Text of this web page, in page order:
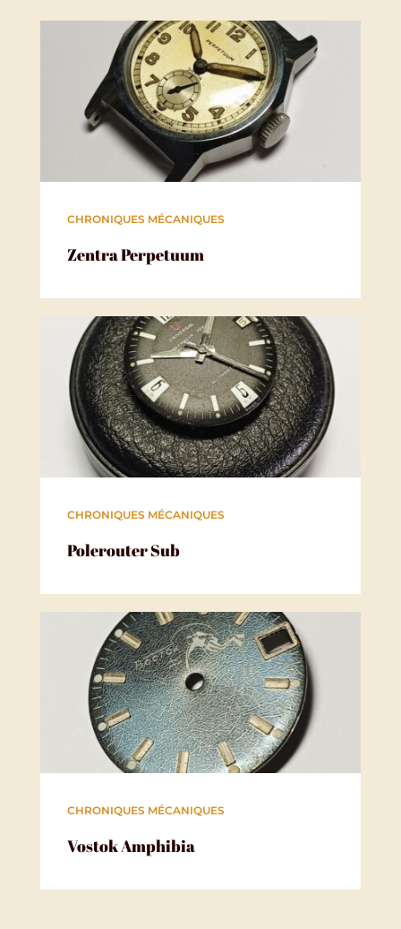
Zentra Perpetuum
CHRONIQUES MÉCANIQUES
Polerouter Sub
CHRONIQUES MÉCANIQUES
Vostok Amphibia
CHRONIQUES MÉCANIQUES